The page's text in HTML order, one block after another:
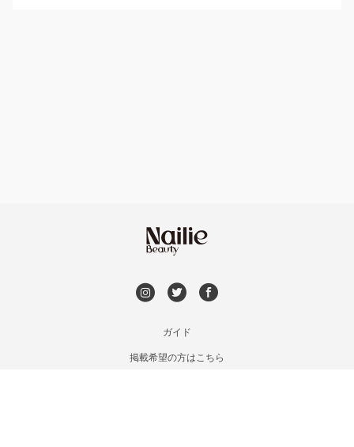
ガイド
掲載希望の方はこちら